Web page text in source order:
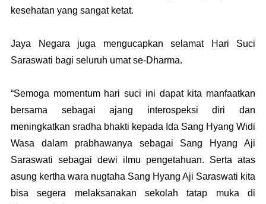
kesehatan yang sangat ketat.
Jaya Negara juga mengucapkan selamat Hari Suci
Saraswati bagi seluruh umat se-Dharma.
“Semoga momentum hari suci ini dapat kita manfaatkan
bersama sebagai ajang interospeksi diri dan
meningkatkan sradha bhakti kepada Ida Sang Hyang Widi
Wasa dalam prabhawanya sebagai Sang Hyang Aji
Saraswati sebagai dewi ilmu pengetahuan. Serta atas
asung kertha wara nugtaha Sang Hyang Aji Saraswati kita
bisa segera melaksanakan sekolah tatap muka di